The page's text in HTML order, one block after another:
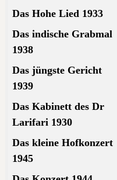
Das Hohe Lied 1933
Das indische Grabmal
1938
Das jüngste Gericht
1939
Das Kabinett des Dr
Larifari 1930
Das kleine Hofkonzert
1945